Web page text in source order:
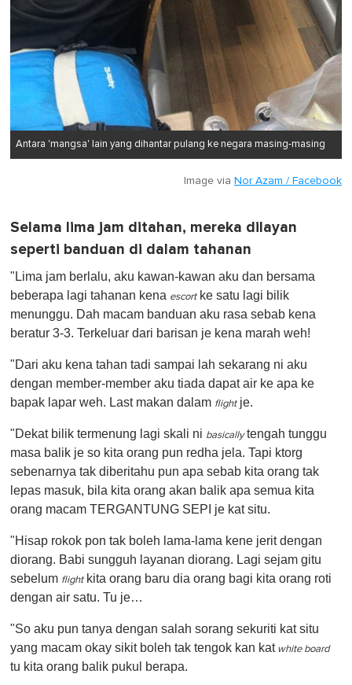
Antara 'mangsa' lain yang dihantar pulang ke negara masing-masing
Image via Nor Azam / Facebook
Selama lima jam ditahan, mereka dilayan
seperti banduan di dalam tahanan
"Lima jam berlalu, aku kawan-kawan aku dan bersama
beberapa lagi tahanan kena escortke satu lagi bilik
menunggu. Dah macam banduan aku rasa sebab kena
beratur 3-3. Terkeluar dari barisan je kena marah weh!
"Dari aku kena tahan tadi sampai lah sekarang ni aku
dengan member-member aku tiada dapat air ke apa ke
bapak lapar weh. Last makan dalam flightje.
"Dekat bilik termenung lagi skali ni basicallytengah tunggu
masa balik je so kita orang pun redha jela. Tapi ktorg
sebenarnya tak diberitahu pun apa sebab kita orang tak
lepas masuk, bila kita orang akan balik apa semua kita
orang macam TERGANTUNG SEPI je kat situ.
"Hisap rokok pon tak boleh lama-lama kene jerit dengan
diorang. Babi sungguh layanan diorang. Lagi sejam gitu
sebelum flightkita orang baru dia orang bagi kita orang roti
dengan air satu. Tu je…
"So aku pun tanya dengan salah sorang sekuriti kat situ
yang macam okay sikit boleh tak tengok kan katwhite board
tu kita orang balik pukul berapa.